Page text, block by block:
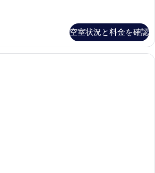
空室状況と料金を確認